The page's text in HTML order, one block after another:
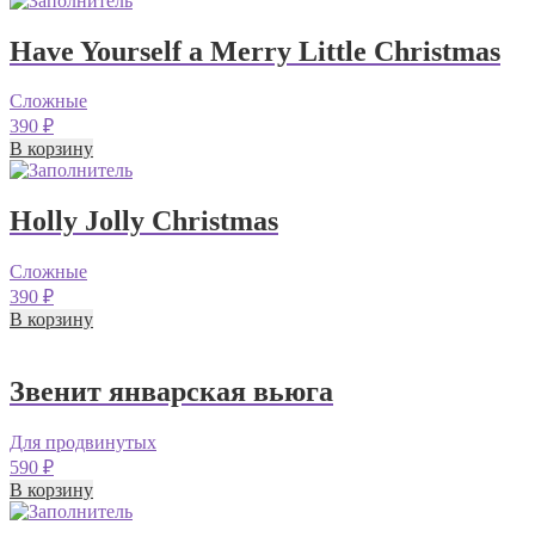
Have Yourself a Merry Little Christmas
Сложные
390 ₽
В корзину
Holly Jolly Christmas
Сложные
390 ₽
В корзину
Звенит январская вьюга
Для продвинутых
590 ₽
В корзину